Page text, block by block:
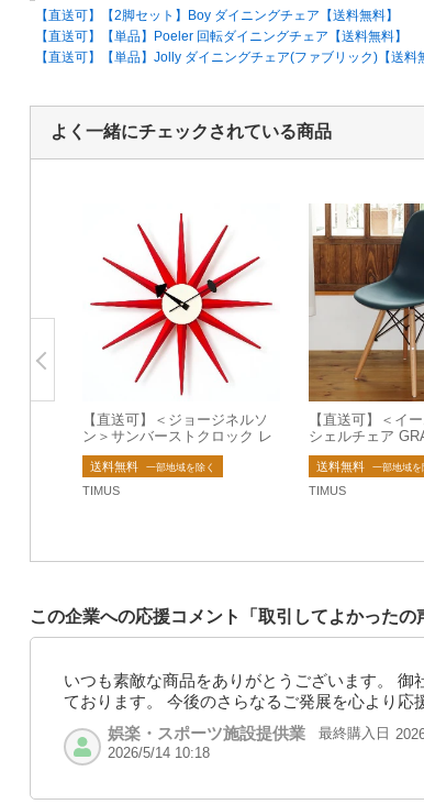
【直送可】【2脚セット】Boy ダイニングチェア【送料無料】
【直送可】【単品】Poeler 回転ダイニングチェア【送料無料】
【直送可】【単品】Jolly ダイニングチェア(ファブリック)【送料
よく一緒にチェックされている商品
【直送可】＜ジョージネルソ
ン＞サンバーストクロック レ
ッド【送料無料/即納】
送料無料 一部地域を除く
TIMUS
【直送可】＜イ
シェルチェア
R 【送料無料】
送料無料 一部地域を
TIMUS
この企業への応援コメント「取引してよかったの
いつも素敵な商品をありがとうございます。
ております。 今後のさらなるご発展を心より応
娯楽・スポーツ施設提供業
最終購入日
2026/5/14 10:18